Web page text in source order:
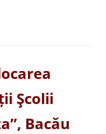
Şcolii
Bacău